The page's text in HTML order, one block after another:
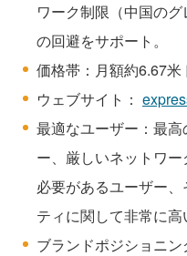
ワーク制限（中国のグ
の回避をサポート。
価格帯：月額約6.67米
ウェブサイト：
最適なユーザー：最
ー、厳しいネットワ
必要があるユーザー
ティに関して非常に高
ブランドポジショニ